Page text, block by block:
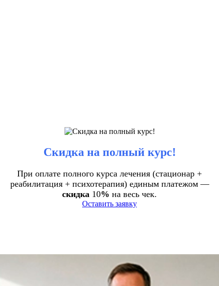
Скидка на полный курс!
При оплате полного курса лечения (стационар +
реабилитация + психотерапия) единым платежом —
скидка 10% на весь чек.
Оставить заявку